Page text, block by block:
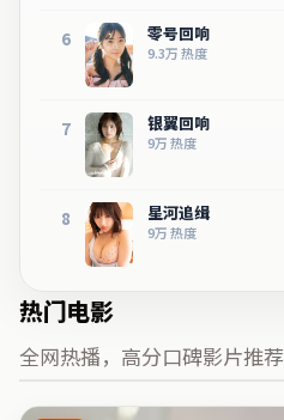
6 零号回响
9.3万热度
7 银翼回响
9万热度
8 星河追缉
9万热度
热门电影
全网热播，高分口碑影片推荐